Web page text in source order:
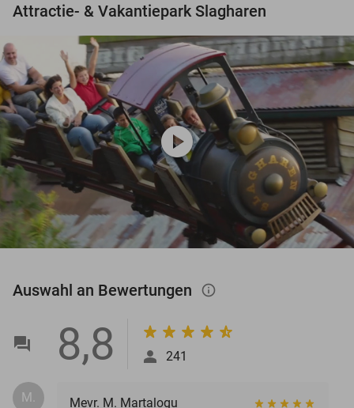
Attractie- & Vakantiepark Slagharen
play_circle
Auswahl an Bewertungen info_outlined
8,8 241
M. Mevr. M. Martalogu